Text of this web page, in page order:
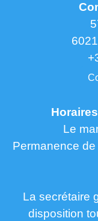
Le
Permanence
La secrétaire
disposition